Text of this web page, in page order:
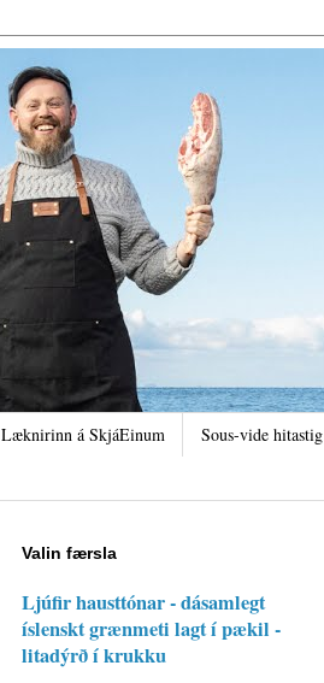
Læknirinn á SkjáEinum
Sous-vide hitastig
Valin færsla
Ljúfir hausttónar - dásamlegt
íslenskt grænmeti lagt í pækil -
litadýrð í krukku